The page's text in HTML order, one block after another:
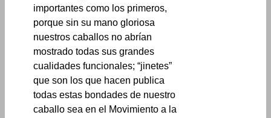
importantes como los primeros,
porque sin su mano gloriosa
nuestros caballos no abrían
mostrado todas sus grandes
cualidades funcionales; “jinetes”
que son los que hacen publica
todas estas bondades de nuestro
caballo sea en el Movimiento a la